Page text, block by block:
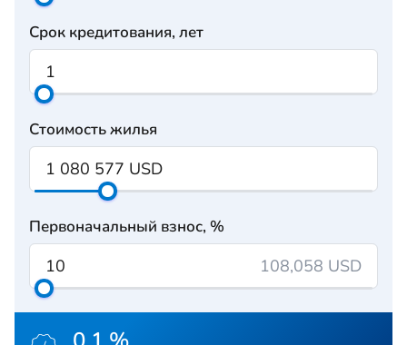
Срок кредитования, лет
Стоимость жилья
Первоначальный взнос, %
108,058 USD